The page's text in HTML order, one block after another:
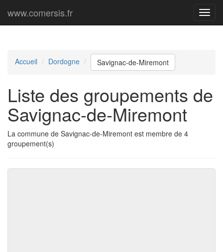
Menu
www.comersis.fr
Accueil Dordogne Savignac-de-Miremont
Liste des groupements de
Savignac-de-Miremont
La commune de Savignac-de-Miremont est membre de 4
groupement(s)